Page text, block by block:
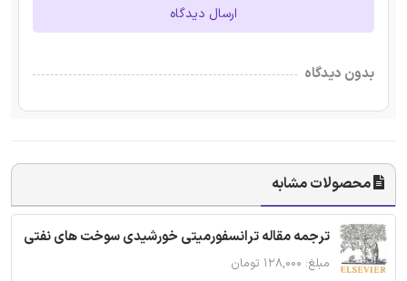
ارسال دیدگاه
بدون دیدگاه
محصولات مشابه
ترجمه مقاله ترانسفورمیتی خورشیدی سوخت های نفتی
مبلغ: ۱۲۸,۰۰۰ تومان